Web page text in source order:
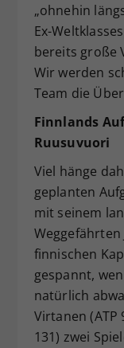
„ohnehin
Ex-
bereits große
Wir werden
Team die
Finnlands
Ruusuvuori
Viel hänge
geplanten
mit seinem
finnischen
gespannt,
natürlich
Virtanen (ATP
131) zwei